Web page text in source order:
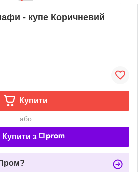
- купе Коричневий
Купити
або
Купити з